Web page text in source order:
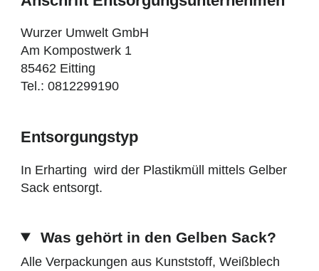
Wurzer Umwelt GmbH
Am Kompostwerk 1
85462 Eitting
Tel.: 0812299190
Entsorgungstyp
In Erharting wird der Plastikmüll mittels Gelber
Sack entsorgt.
Was gehört in den Gelben Sack?
Alle Verpackungen aus Kunststoff, Weißblech